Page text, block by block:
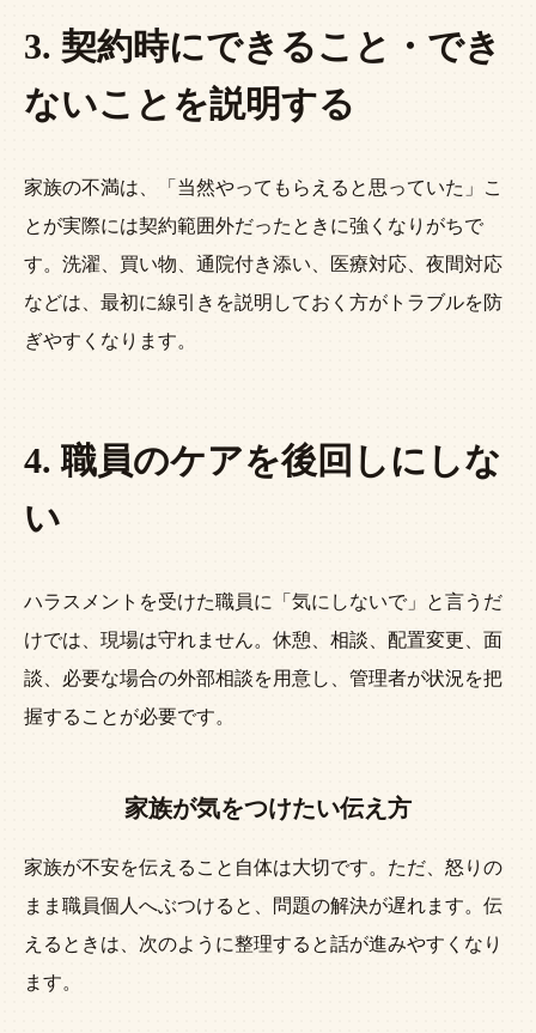
3. 契約時にできること・でき
ないことを説明する
家族の不満は、「当然やってもらえると思っていた」こ
とが実際には契約範囲外だったときに強くなりがちで
す。洗濯、買い物、通院付き添い、医療対応、夜間対応
などは、最初に線引きを説明しておく方がトラブルを防
ぎやすくなります。
4. 職員のケアを後回しにしな
い
ハラスメントを受けた職員に「気にしないで」と言うだ
けでは、現場は守れません。休憩、相談、配置変更、面
談、必要な場合の外部相談を用意し、管理者が状況を把
握することが必要です。
家族が気をつけたい伝え方
家族が不安を伝えること自体は大切です。ただ、怒りの
まま職員個人へぶつけると、問題の解決が遅れます。伝
えるときは、次のように整理すると話が進みやすくなり
ます。